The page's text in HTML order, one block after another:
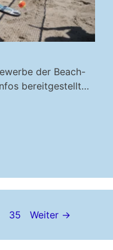
der Beach-
bereitgestellt…
Seite
35 Weiter →